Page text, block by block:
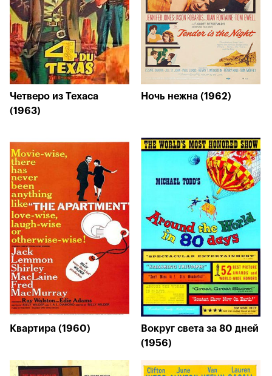
Четверо из Техаса
(1963)
Ночь нежна (1962)
Квартира (1960)
Вокруг света за 80 дней
(1956)